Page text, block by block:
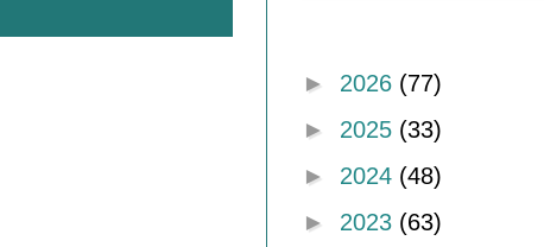
► 2026 (77)
► 2025 (33)
► 2024 (48)
► 2023 (63)